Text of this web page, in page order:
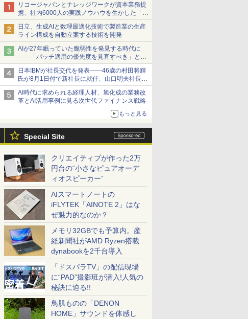
リコージャパンとナレッジワークが資本業務提
携、社内6000人の実践ノウハウを生かした「AI
商談記録 for RICOH」を展開へ
日立、生成AIと数理最適化技術で製造業の生産
ライン構成を自動立案する技術を開発
AIが27年眠っていた脆弱性を発見する時代に
――「パッチ適用の優先度を見直すべき」とセ
キュリティ専門家
日本IBMが社長交代を発表――46歳の村田将輝
氏が8月1日付で新社長に就任、山口明夫社長は
会長へ
AI時代に求められる経理人材、旭化成の業務改
革とAI活用事例に見る次世代ファイナンス戦略
もっと見る
Special Site
クリエイティブが作った2万
円台の“小さなピュアオーデ
ィオスピーカー”
AIスマートノートの
iFLYTEK「AINOTE 2」はな
ぜ魅力的なのか？
メモリ32GBでも予算内。産
経新聞社がAMD Ryzen搭載
dynabookを2千台導入
「ドスパラTV」の配信現場
に“PAD”撮影班が潜入!人気の
秘訣に迫る!!
鳥肌ものの「DENON
HOME」サウンドを体感し